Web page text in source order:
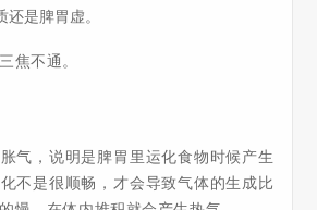
是脾胃虚。
焦不通。
气，说明是脾胃里运化食物时候产生
不是很顺畅，才会导致气体的生成比